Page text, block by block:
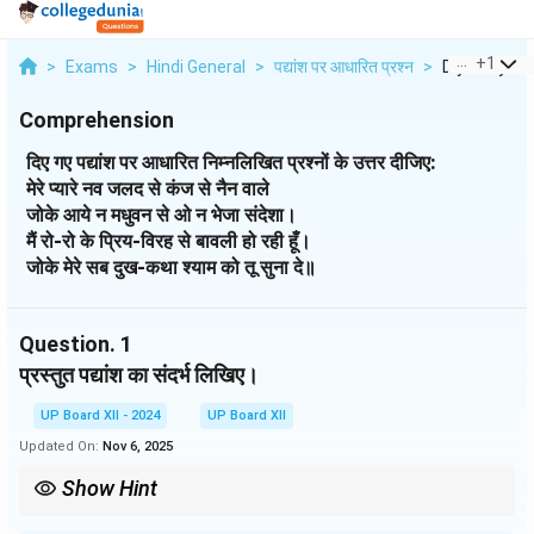
> Exams > Hindi General > पद्यांश पर आधारित प्रश्न > Diye Gaye
+1
Comprehension
दिए गए पद्यांश पर आधारित निम्नलिखित प्रश्नों के उत्तर दीजिए:
मेरे प्यारे नव जलद से कंज से नैन वाले
जोके आये न मधुवन से ओ न भेजा संदेशा।
मैं रो-रो के प्रिय-विरह से बावली हो रही हूँ।
जोके मेरे सब दुख-कथा श्याम को तू सुना दे॥
Question. 1
प्रस्तुत पद्यांश का संदर्भ लिखिए।
UP Board XII - 2024
UP Board XII
Updated On: Nov 6, 2025
Show Hint